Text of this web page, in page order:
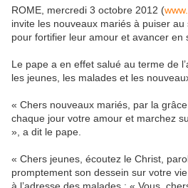
ROME, mercredi 3 octobre 2012 (
invite les nouveaux mariés à puiser
pour fortifier leur amour et avancer en
Le pape a en effet salué au terme de
les jeunes, les malades et les
« Chers nouveaux mariés, par la
chaque jour votre amour et marchez
», a dit le pape.
« Chers jeunes, écoutez le Christ,
promptement son dessein sur votre